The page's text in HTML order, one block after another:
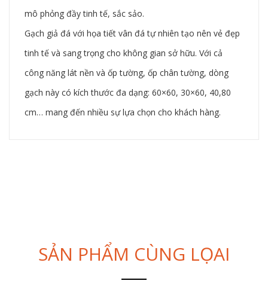
mô phỏng đầy tinh tế, sắc sảo.
Gạch giả đá với họa tiết vân đá tự nhiên tạo nên vẻ đẹp
tinh tế và sang trọng cho không gian sở hữu. Với cả
công năng lát nền và ốp tường, ốp chân tường, dòng
gạch này có kích thước đa dạng: 60×60, 30×60, 40,80
cm… mang đến nhiều sự lựa chọn cho khách hàng.
SẢN PHẨM CÙNG LỌAI